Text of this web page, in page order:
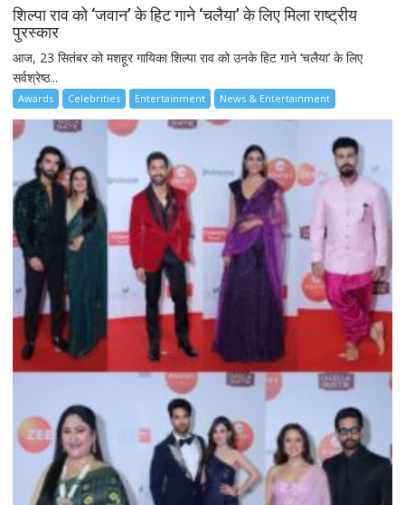
शिल्पा राव को ‘जवान’ के हिट गाने ‘चलैया’ के लिए मिला राष्ट्रीय
पुरस्कार
आज, 23 सितंबर को मशहूर गायिका शिल्पा राव को उनके हिट गाने ‘चलैया’ के लिए
सर्वश्रेष्ठ...
Awards Celebrities Entertainment News & Entertainment